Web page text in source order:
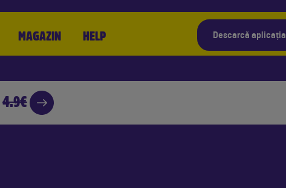
4.9€
MAGAZIN HELP Descarcă aplicația